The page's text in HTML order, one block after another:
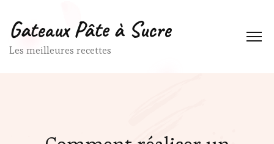
Gateaux Pâte à Sucre
Les meilleures recettes